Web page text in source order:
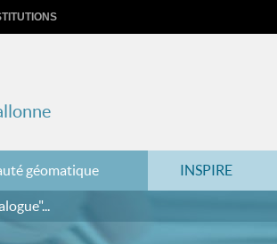
géomatique INSPIRE